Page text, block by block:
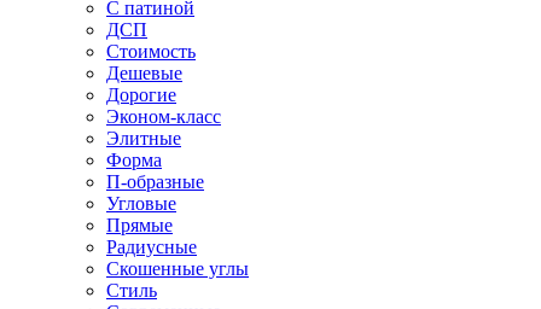
С патиной
ДСП
Стоимость
Дешевые
Дорогие
Эконом-класс
Элитные
Форма
П-образные
Угловые
Прямые
Радиусные
Скошенные углы
Стиль